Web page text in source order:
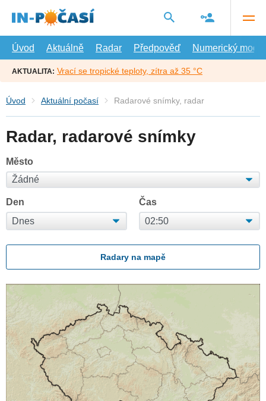
hlavní
Úvod
Aktuálně Radar Předpověď Numerický model
AKTUALITA: Vrací se tropické teploty, zítra až 35 °C
Úvod Aktuální počasí Radarové snímky, radar
Radar, radarové snímky
Město
Den Čas
Radary na mapě